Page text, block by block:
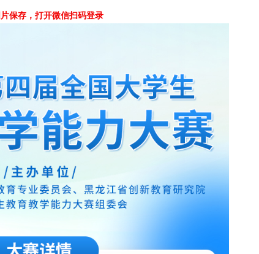
保存，打开微信扫码登录